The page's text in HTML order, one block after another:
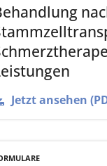
Jetzt ansehen